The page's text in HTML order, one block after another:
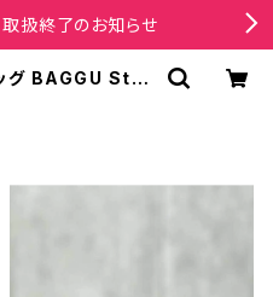
扱終了のお知らせ
BAGGU Stan
チョコキャ
| SPORTUS